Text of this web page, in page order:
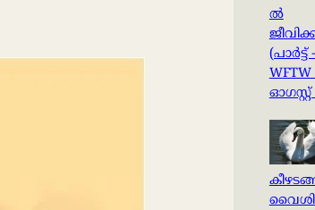
ൽ
(പാർട്ട്
WFTW
ഓഗസ്റ്റ്